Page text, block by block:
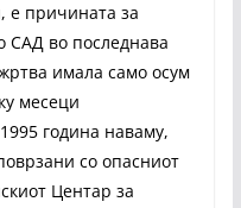
е причината за
САД во последнава
имала само осум
месеци
година наваму,
со опасниот
Центар за